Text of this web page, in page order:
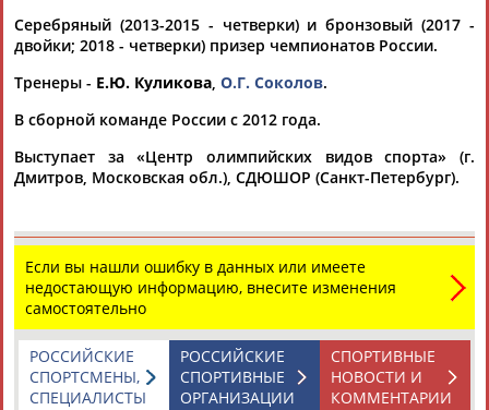
АББАТЕ-
БУЛАТОВА
АББЯСОВА
АБДИКАРИМОВА
Серебряный (2013-2015 - четверки) и бронзовый (2017 -
двойки; 2018 - четверки) призер чемпионатов России.
Тренеры - Е.Ю. Куликова, О.Г. Соколов.
В сборной команде России с 2012 года.
Выступает за «Центр олимпийских видов спорта» (г.
Дмитров, Московская обл.), СДЮШОР (Санкт-Петербург).
Если вы нашли ошибку в данных или имеете
недостающую информацию, внесите изменения
самостоятельно
СПОРТИВНЫЕ
НОВОСТИ И
КОММЕНТАРИИ
РОССИЙСКИЕ
СПОРТИВНЫЕ
ОРГАНИЗАЦИИ
РОССИЙСКИЕ
СПОРТСМЕНЫ,
СПЕЦИАЛИСТЫ